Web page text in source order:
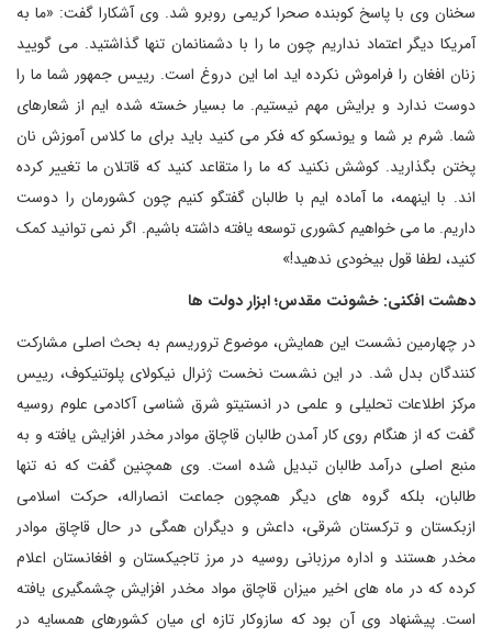
سخنان وی با پاسخ کوبنده صحرا کریمی روبرو شد. وی آشکارا گفت: «ما به
آمریکا دیگر اعتماد نداریم چون ما را با دشمنانمان تنها گذاشتید. می گویید
زنان افغان را فراموش نکرده اید اما این دروغ است. رییس جمهور شما ما را
دوست ندارد و برایش مهم نیستیم. ما بسیار خسته شده ایم از شعارهای
شما. شرم بر شما و یونسکو که فکر می کنید باید برای ما کلاس آموزش نان
پختن بگذارید. کوشش نکنید که ما را متقاعد کنید که قاتلان ما تغییر کرده
اند. با اینهمه، ما آماده ایم با طالبان گفتگو کنیم چون کشورمان را دوست
داریم. ما می خواهیم کشوری توسعه یافته داشته باشیم. اگر نمی توانید کمک
کنید، لطفا قول بیخودی ندهید!»
دهشت افکنی: خشونت مقدس؛ ابزار دولت ها
در چهارمین نشست این همایش، موضوع تروریسم به بحث اصلی مشارکت
کنندگان بدل شد. در این نشست نخست ژنرال نیکولای پلوتنیکوف، رییس
مرکز اطلاعات تحلیلی و علمی در انستیتو شرق شناسی آکادمی علوم روسیه
گفت که از هنگام روی کار آمدن طالبان قاچاق موادر مخدر افزایش یافته و به
منبع اصلی درآمد طالبان تبدیل شده است. وی همچنین گفت که نه تنها
طالبان، بلکه گروه های دیگر همچون جماعت انصاراله، حرکت اسلامی
ازبکستان و ترکستان شرقی، داعش و دیگران همگی در حال قاچاق موادر
مخدر هستند و اداره مرزبانی روسیه در مرز تاجیکستان و افغانستان اعلام
کرده که در ماه های اخیر میزان قاچاق مواد مخدر افزایش چشمگیری یافته
است. پیشنهاد وی آن بود که سازوکار تازه ای میان کشورهای همسایه در